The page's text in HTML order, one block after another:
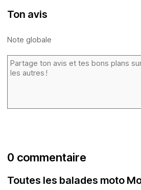
Ton avis
Note globale
0 commentaire
Toutes les balades moto